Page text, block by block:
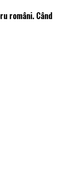
români. Când